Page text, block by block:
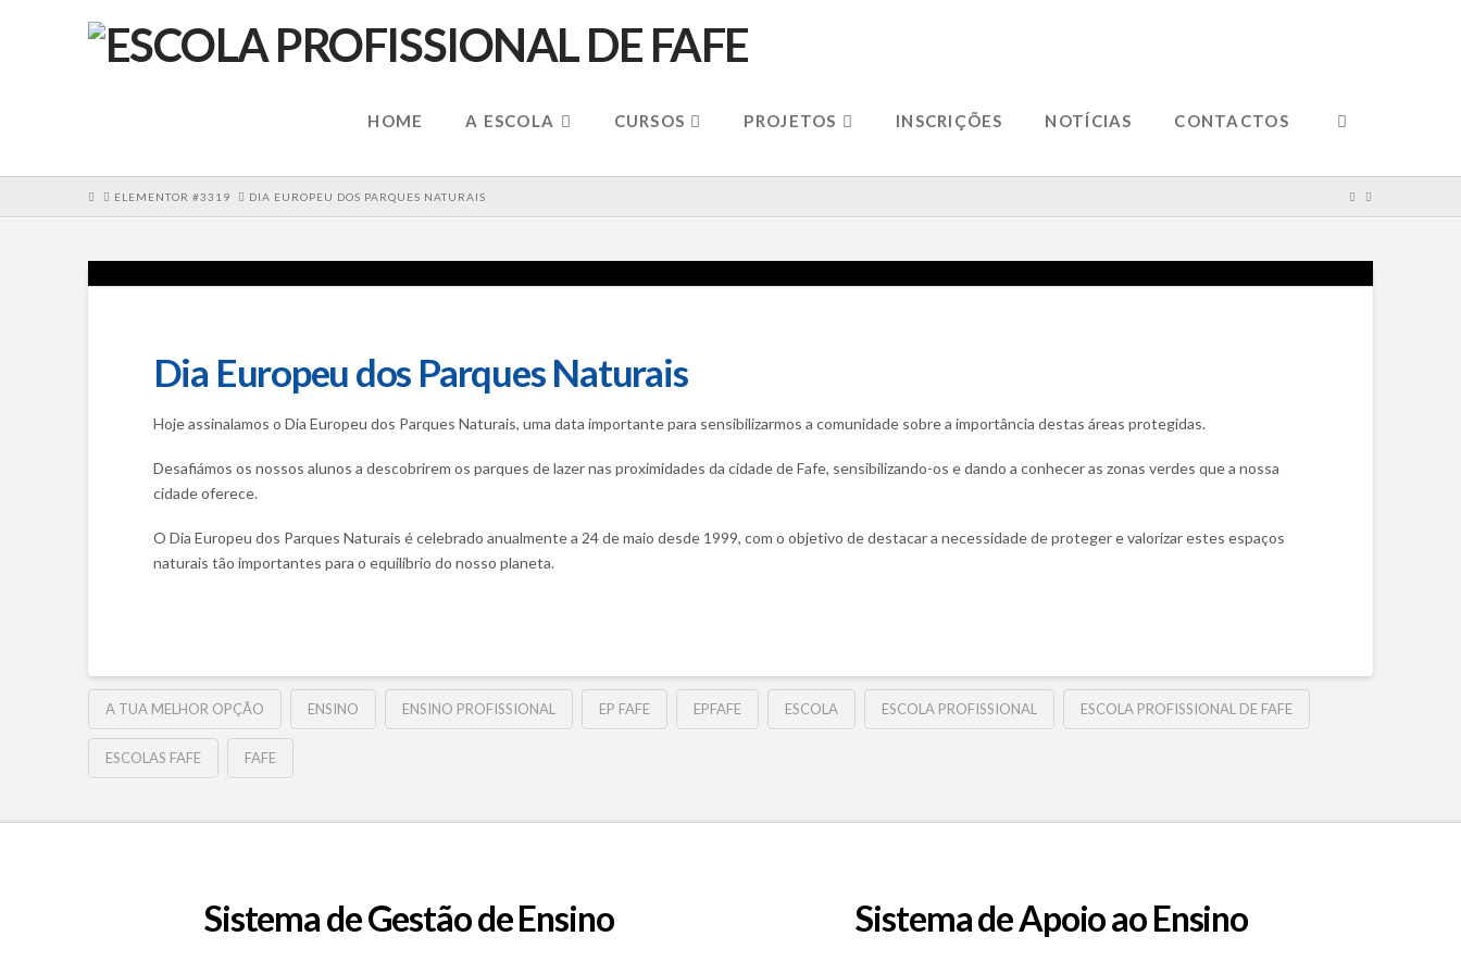
HOME A ESCOLA CURSOS PROJETOS INSCRIÇÕES NOTÍCIAS CONTACTOS
HOMEELEMENTOR #3319 DIA EUROPEU DOS PARQUES NATURAIS
Dia Europeu dos Parques Naturais
Hoje assinalamos o Dia Europeu dos Parques Naturais, uma data importante para sensibilizarmos a comunidade sobre a importância destas áreas protegidas.
Desafiámos os nossos alunos a descobrirem os parques de lazer nas proximidades da cidade de Fafe, sensibilizando-os e dando a conhecer as zonas verdes que a nossa
cidade oferece.
O Dia Europeu dos Parques Naturais é celebrado anualmente a 24 de maio desde 1999, com o objetivo de destacar a necessidade de proteger e valorizar estes espaços
naturais tão importantes para o equilíbrio do nosso planeta.
A TUA MELHOR OPÇÃO ENSINO ENSINO PROFISSIONAL EP FAFE EPFAFE ESCOLA ESCOLA PROFISSIONAL ESCOLA PROFISSIONAL DE FAFE
ESCOLAS FAFE FAFE
Sistema de Gestão de Ensino Sistema de Apoio ao Ensino